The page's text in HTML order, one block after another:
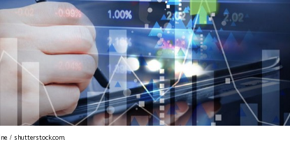
/ shutterstock.com.